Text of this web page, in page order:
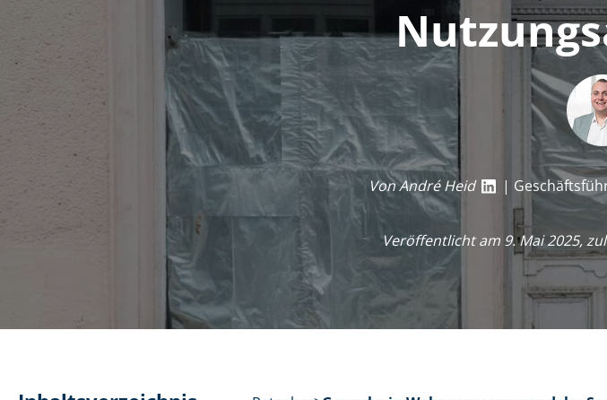
Von André Heid |
Veröffentlicht am 9. Mai 2025,